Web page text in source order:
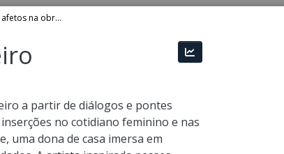
Linhas, memórias e afetos na obra de Itamara Ribeiro
a partir de diálogos e pontes
no cotidiano feminino e nas
uma dona de casa imersa em